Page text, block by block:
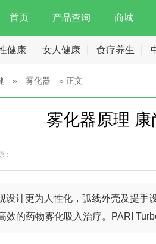
首页 产品查询 商城
健康 女人健康 食疗养生
» 雾化器 » 正文
雾化器原理 康
设计更为人性化，弧线外壳及提
效的药物雾化吸入治疗。PARI